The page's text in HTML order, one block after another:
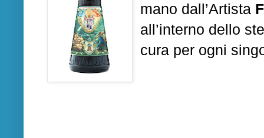
mano dall’Artista
all’interno dello
cura per ogni